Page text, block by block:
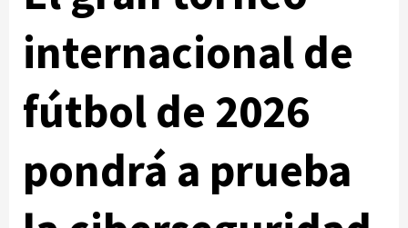
internacional de
fútbol de 2026
pondrá a prueba